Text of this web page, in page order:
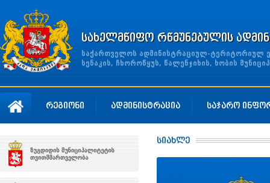
სახელმწიფო რწმუნებულის
საქართველოს ადმინისტრაციულ-ტერიტორიულ
სენაკის, ჩხოროწყუს, წალენჯიხის, ხობის
რეგიონი ადმინისტრაცია საჯარო
სიახლე